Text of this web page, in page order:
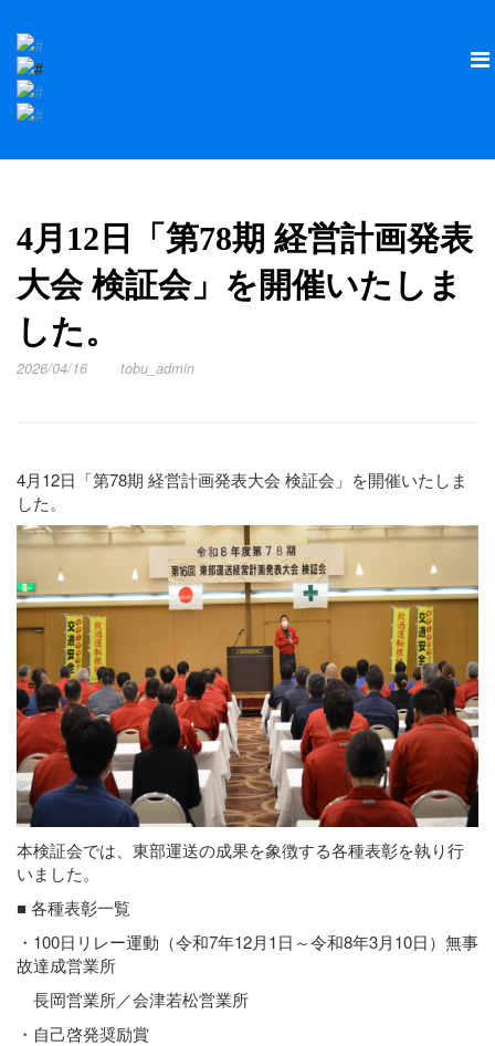
4月12日「第78期 経営計画発表
大会 検証会」を開催いたしま
した。
2026/04/16 tobu_admin
4月12日「第78期 経営計画発表大会 検証会」を開催いたしま
した。
本検証会では、東部運送の成果を象徴する各種表彰を執り行
いました。
■ 各種表彰一覧
・100日リレー運動（令和7年12月1日～令和8年3月10日）無事
故達成営業所
長岡営業所／会津若松営業所
・自己啓発奨励賞